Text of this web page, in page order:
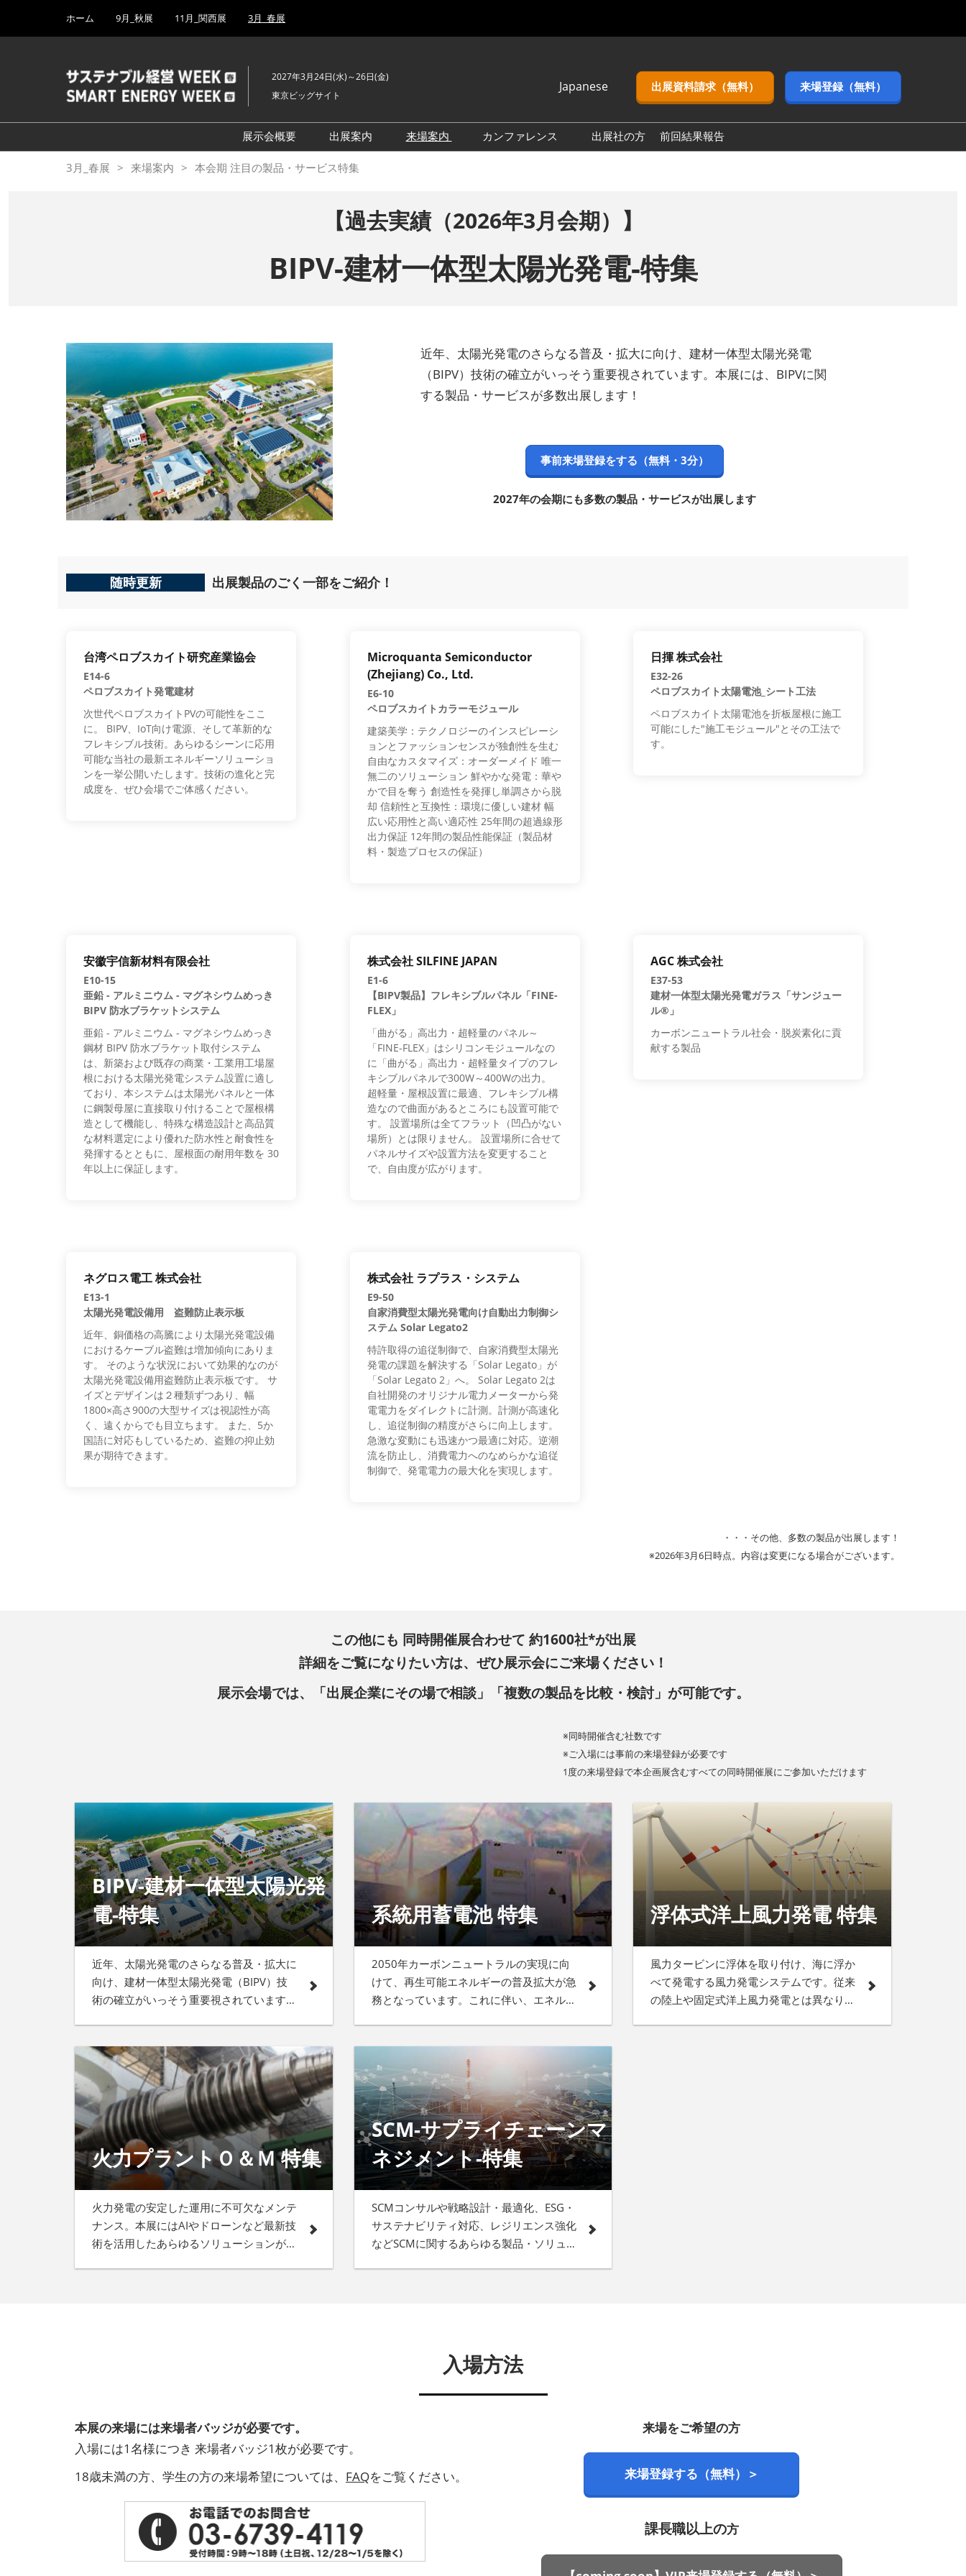
キ
し
て
to
ホーム 9月_秋展 11月_関西展 3月_春展
2027年3月24日(水)～26日(金)
東京ビッグサイト
Japanese
English
Korean
出展資料請求（無料） 来場登録（無料）
展示会概要
開催概要
サーキュラー・エコノミー
[特別企画] SCM - サプライ
チェーンマネジメント - ワ
出展案内
脱炭素経営 EXPO
[特別企画] SCM - サプライ
ー ルド
来場案内
会場案内図
製品一覧・検索
出展社一覧・検索
出展社・製品検索サイト注
目製品ランキング
注目の特別企画展示・イベ
ント
スポンサー企業・団体情報
カンファレンスのご案内
会場へのアクセス
カンファレンス
カンファレンスに関する
出展社の方 前回結果報告
3月_春展 来場案内 本会期 注目の製品・サービス特集
【過去実績（2026年3月会期）】
BIPV-建材一体型太陽光発電-特集
近年、太陽光発電のさらなる普及・拡大に向け、建材一体型太陽光発電
（BIPV）技術の確立がいっそう重要視されています。本展には、BIPVに関
する製品・サービスが多数出展します！
事前来場登録をする（無料・3分）
2027年の会期にも多数の製品・サービスが出展します
随時更新 出展製品のごく一部をご紹介！
台湾ペロブスカイト研究産業協会
E14-6
ペロブスカイト発電建材
次世代ペロブスカイトPVの可能性をここ
に。 BIPV、IoT向け電源、そして革新的な
フレキシブル技術。あらゆるシーンに応用
可能な当社の最新エネルギーソリューショ
ンを一挙公開いたします。技術の進化と完
成度を、ぜひ会場でご体感ください。
Microquanta Semiconductor
(Zhejiang) Co., Ltd.
E6-10
ペロブスカイトカラーモジュール
建築美学：テクノロジーのインスピレーシ
ョンとファッションセンスが独創性を生む
自由なカスタマイズ：オーダーメイド 唯一
無二のソリューション 鮮やかな発電：華や
かで目を奪う 創造性を発揮し単調さから脱
却 信頼性と互換性：環境に優しい建材 幅
広い応用性と高い適応性 25年間の超過線形
出力保証 12年間の製品性能保証（製品材
料・製造プロセスの保証）
日揮 株式会社
E32-26
ペロブスカイト太陽電池_シート工法
ペロブスカイト太陽電池を折板屋根に施工
可能にした"施工モジュール"とその工法で
す。
安徽宇信新材料有限会社
E10-15
亜鉛 - アルミニウム - マグネシウムめっき
BIPV 防水ブラケットシステム
亜鉛 - アルミニウム - マグネシウムめっき
鋼材 BIPV 防水ブラケット取付システム
は、新築および既存の商業・工業用工場屋
根における太陽光発電システム設置に適し
ており、本システムは太陽光パネルと一体
に鋼製母屋に直接取り付けることで屋根構
造として機能し、特殊な構造設計と高品質
な材料選定により優れた防水性と耐食性を
発揮するとともに、屋根面の耐用年数を 30
年以上に保証します。
株式会社 SILFINE JAPAN
E1-6
【BIPV製品】フレキシブルパネル「FINE-
FLEX」
「曲がる」高出力・超軽量のパネル～
「FINE-FLEX」はシリコンモジュールなの
に「曲がる」高出力・超軽量タイプのフレ
キシブルパネルで300W～400Wの出力。
超軽量・屋根設置に最適、フレキシブル構
造なので曲面があるところにも設置可能で
す。 設置場所は全てフラット（凹凸がない
場所）とは限りません。 設置場所に合せて
パネルサイズや設置方法を変更すること
で、自由度が広がります。
AGC 株式会社
E37-53
建材一体型太陽光発電ガラス「サンジュー
ル®」
カーボンニュートラル社会・脱炭素化に貢
献する製品
ネグロス電工 株式会社
E13-1
太陽光発電設備用 盗難防止表示板
近年、銅価格の高騰により太陽光発電設備
におけるケーブル盗難は増加傾向にありま
す。 そのような状況において効果的なのが
太陽光発電設備用盗難防止表示板です。 サ
イズとデザインは２種類ずつあり、幅
1800×高さ900の大型サイズは視認性が高
く、遠くからでも目立ちます。 また、5か
国語に対応もしているため、盗難の抑止効
果が期待できます。
株式会社 ラプラス・システム
E9-50
自家消費型太陽光発電向け自動出力制御シ
ステム Solar Legato2
特許取得の追従制御で、自家消費型太陽光
発電の課題を解決する「Solar Legato」が
「Solar Legato 2」へ。 Solar Legato 2は
自社開発のオリジナル電力メーターから発
電電力をダイレクトに計測。計測が高速化
し、追従制御の精度がさらに向上します。
急激な変動にも迅速かつ最適に対応。逆潮
流を防止し、消費電力へのなめらかな追従
制御で、発電電力の最大化を実現します。
・・・その他、多数の製品が出展します！
※2026年3月6日時点。内容は変更になる場合がございます。
この他にも 同時開催展合わせて 約1600社*が出展
詳細をご覧になりたい方は、ぜひ展示会にご来場ください！
展示会場では、「出展企業にその場で相談」「複数の製品を比較・検討」が可能です。
※同時開催含む社数です
※ご入場には事前の来場登録が必要です
1度の来場登録で本企画展含むすべての同時開催展にご参加いただけます
BIPV-建材一体型太陽光発
電-特集
近年、太陽光発電のさらなる普及・拡大に
向け、建材一体型太陽光発電（BIPV）技
術の確立がいっそう重要視されています。
系統用蓄電池 特集
2050年カーボンニュートラルの実現に向
けて、再生可能エネルギーの普及拡大が急
務となっています。これに伴い、エネルギ
には多数の「ESS-Energy Storage
System（エネルギー貯蔵技術）」に関す
る製品が出展します。
浮体式洋上風力発電 特集
風力タービンに浮体を取り付け、海に浮か
べて発電する風力発電システムです。従来
の陸上や固定式洋上風力発電とは異なり、
火力プラントＯ＆Ｍ 特集
火力発電の安定した運用に不可欠なメンテ
ナンス。本展にはAIやドローンなど最新技
術を活用したあらゆるソリューションが一
SCM-サプライチェーンマ
ネジメント-特集
SCMコンサルや戦略設計・最適化、ESG・
サステナビリティ対応、レジリエンス強化
などSCMに関するあらゆる製品・ソリュー
入場方法
本展の来場には来場者バッジが必要です。
入場には1名様につき 来場者バッジ1枚が必要です。
18歳未満の方、学生の方の来場希望については、 FAQをご覧ください。
来場をご希望の方
来場登録する（無料）＞
課長職以上の方